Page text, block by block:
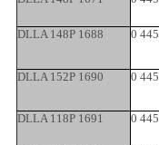
DLLA 148P 1688 0
DLLA 152P 1690 0
DLLA 118P 1691 0